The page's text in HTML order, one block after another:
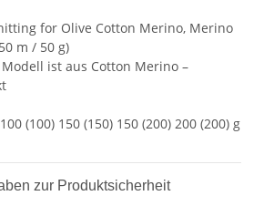
for Olive Cotton Merino, Merino
m / 50 g)
ist aus Cotton Merino –
100 (100) 150 (150) 150 (200) 200 (200) g
zur Produktsicherheit